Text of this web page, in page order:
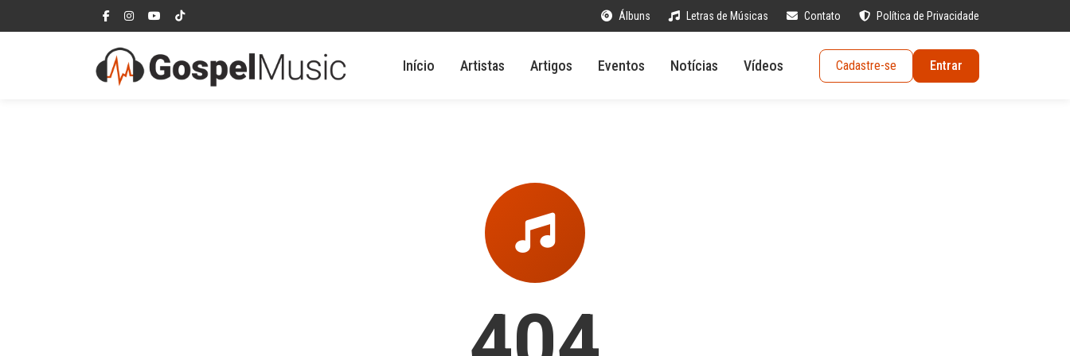
Álbuns Letras de Músicas Contato Política de Privacidade
Início Artistas Artigos Eventos Notícias Vídeos Cadastre-se Entrar